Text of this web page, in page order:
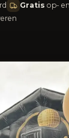
Gratis op-